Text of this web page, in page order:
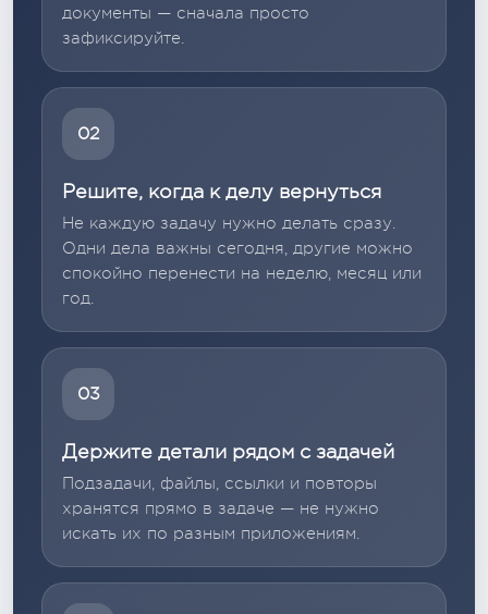
документы — сначала просто
зафиксируйте.
02
Решите, когда к делу вернуться
Не каждую задачу нужно делать сразу.
Одни дела важны сегодня, другие можно
спокойно перенести на неделю, месяц или
год.
03
Держите детали рядом с задачей
Подзадачи, файлы, ссылки и повторы
хранятся прямо в задаче — не нужно
искать их по разным приложениям.